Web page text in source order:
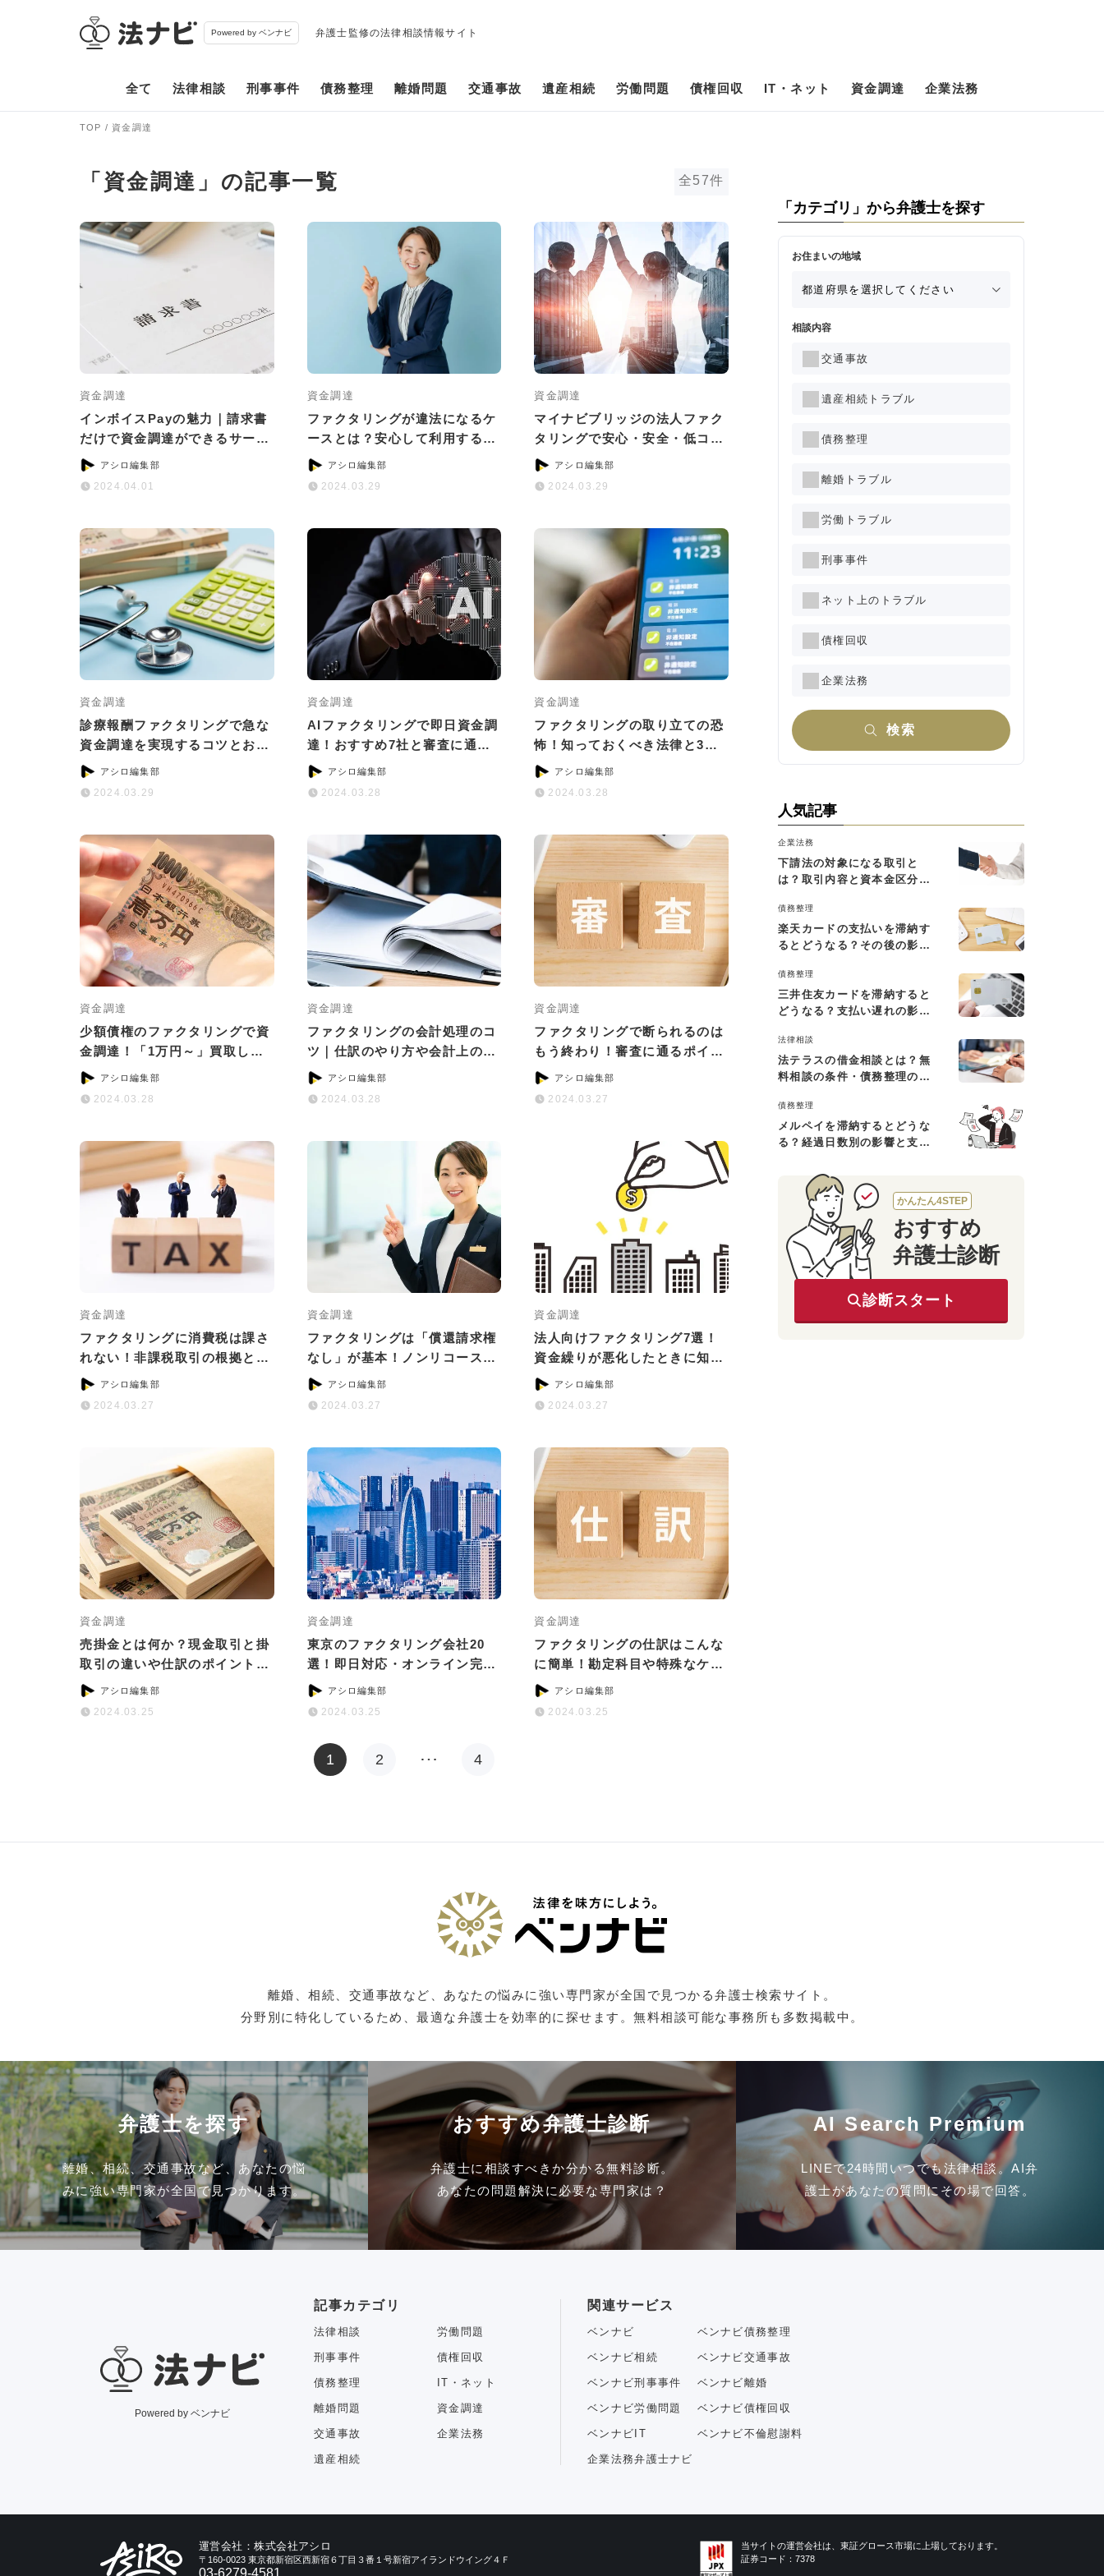
Powered by ベンナビ 弁護士監修の法律相談情報サイト
全て 法律相談 刑事事件 債務整理 離婚問題 交通事故 遺産相続 労働問題 債権回収 IT・ネット 資金調達 企業法務
TOP 資金調達
「資金調達」の記事一覧 全57件
資金調達
インボイスPayの魅力｜請求書
だけで資金調達ができるサービ
スとは？
アシロ編集部
2024.04.01
資金調達
ファクタリングが違法になるケ
ースとは？安心して利用する6
つのポイント
アシロ編集部
2024.03.29
資金調達
マイナビブリッジの法人ファク
タリングで安心・安全・低コス
トの資金調達！
アシロ編集部
2024.03.29
資金調達
診療報酬ファクタリングで急な
資金調達を実現するコツとおす
すめサービス
アシロ編集部
2024.03.29
資金調達
AIファクタリングで即日資金調
達！おすすめ7社と審査に通る
ためのコツ
アシロ編集部
2024.03.28
資金調達
ファクタリングの取り立ての恐
怖！知っておくべき法律と3つ
の対処法
アシロ編集部
2024.03.28
資金調達
少額債権のファクタリングで資
金調達！「1万円～」買取して
いるサービス5選
アシロ編集部
2024.03.28
資金調達
ファクタリングの会計処理のコ
ツ｜仕訳のやり方や会計上の注
意点について
アシロ編集部
2024.03.28
資金調達
ファクタリングで断られるのは
もう終わり！審査に通るポイン
トと通過率が高い会社5選
アシロ編集部
2024.03.27
資金調達
ファクタリングに消費税は課さ
れない！非課税取引の根拠と計
算ポイント
アシロ編集部
2024.03.27
資金調達
ファクタリングは「償還請求権
なし」が基本！ノンリコースで
おすすめのサービス5選
アシロ編集部
2024.03.27
資金調達
法人向けファクタリング7選！
資金繰りが悪化したときに知っ
ておきたいこと
アシロ編集部
2024.03.27
資金調達
売掛金とは何か？現金取引と掛
取引の違いや仕訳のポイントを
紹介アシロ編集部
2024.03.25
資金調達
東京のファクタリング会社20
選！即日対応・オンライン完結
など目的別に紹介
アシロ編集部
2024.03.25
資金調達
ファクタリングの仕訳はこんな
に簡単！勘定科目や特殊なケー
スの対処法を解説
アシロ編集部
2024.03.25
1 2 … 4
「カテゴリ」から弁護士を探す
お住まいの地域
相談内容
交通事故
遺産相続トラブル
債務整理
離婚トラブル
労働トラブル
刑事事件
ネット上のトラブル
債権回収
企業法務
検索
人気記事
企業法務
下請法の対象になる取引と
は？取引内容と資本金区分に
債務整理
楽天カードの支払いを滞納す
るとどうなる？その後の影響
債務整理
三井住友カードを滞納すると
どうなる？支払い遅れの影響
法律相談
法テラスの借金相談とは？無
料相談の条件・債務整理の費
債務整理
メルペイを滞納するとどうな
る？経過日数別の影響と支払
かんたん4STEP
おすすめ
弁護士診断
診断スタート
離婚、相続、交通事故など、あなたの悩みに強い専門家が全国で見つかる弁護士検索サイト。
分野別に特化しているため、最適な弁護士を効率的に探せます。無料相談可能な事務所も多数掲載中。
弁護士を探す
離婚、相続、交通事故など、あなたの悩
みに強い専門家が全国で見つかります。
おすすめ弁護士診断
弁護士に相談すべきか分かる無料診断。
あなたの問題解決に必要な専門家は？
AI Search Premium
LINEで24時間いつでも法律相談。AI弁
護士があなたの質問にその場で回答。
Powered by ベンナビ
記事カテゴリ
法律相談 労働問題
刑事事件 債権回収
債務整理 IT・ネット
離婚問題 資金調達
交通事故 企業法務
遺産相続
関連サービス
ベンナビ ベンナビ債務整理
ベンナビ相続 ベンナビ交通事故
ベンナビ刑事事件 ベンナビ離婚
ベンナビ労働問題 ベンナビ債権回収
ベンナビIT ベンナビ不倫慰謝料
企業法務弁護士ナビ
運営会社：株式会社アシロ
〒160-0023 東京都新宿区西新宿６丁目３番１号新宿アイランドウイング４Ｆ
03-6279-4581
当サイトの運営会社は、東証グロース市場に上場しております。
証券コード：7378